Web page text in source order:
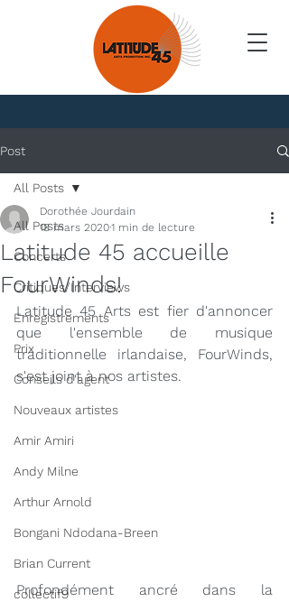
Nouvelles
Post
All Posts
Concerts
Critiques/Interviews
Enregistrements
Prix
Conseils d'agent
Nouveaux artistes
Amir Amiri
Andy Milne
Arthur Arnold
Bongani Ndodana-Breen
Brian Current
collectif9
All Posts
Latitude 45 accueille
FourWinds!
Dorothée Jourdain
18 mars 20201 min de lecture
Latitude 45 Arts est fier d'annoncer
que l'ensemble de musique
traditionnelle irlandaise, FourWinds,
s'est joint à nos artistes.
Profondément ancré dans la